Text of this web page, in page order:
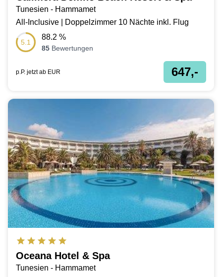
Tunesien - Hammamet
All-Inclusive | Doppelzimmer 10 Nächte inkl. Flug
5.1
88.2 %
85 Bewertungen
p.P. jetzt ab EUR 647,-
Oceana Hotel & Spa
Tunesien - Hammamet